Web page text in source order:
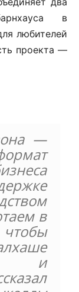
в
любителей
проекта —
—
в
и